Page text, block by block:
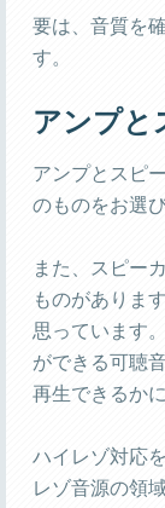
要は、音質を
す。
アンプと
アンプとスピ
のものをお選
また、スピー
ものがありま
思っています
ができる可聴
再生できるか
ハイレゾ対応
レゾ音源の領